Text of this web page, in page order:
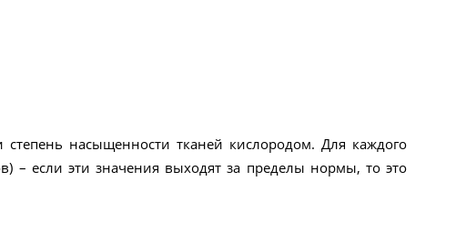
насыщенности тканей кислородом. Для каждого
– если эти значения выходят за пределы нормы, то это